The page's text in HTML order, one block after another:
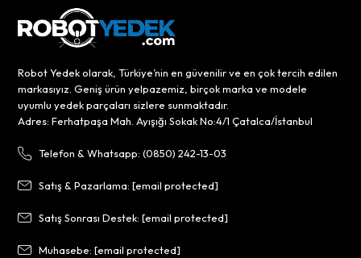
Robot Yedek olarak, Türkiye’nin en güvenilir ve en çok tercih edilen
markasıyız. Geniş ürün yelpazemiz, birçok marka ve modele
uyumlu yedek parçaları sizlere sunmaktadır.
Adres: Ferhatpaşa Mah. Ayışığı Sokak No:4/1 Çatalca/İstanbul
Telefon & Whatsapp: (0850) 242-13-03
Satış & Pazarlama:[email protected]
Satış Sonrası Destek:[email protected]
Muhasebe:[email protected]